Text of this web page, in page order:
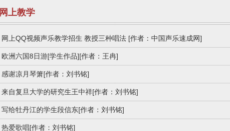
网上教学
网上QQ视频声乐教学招生 教授三种唱法 [作者：中国声乐速成网]
欧洲六国8日游[学生作品][作者：王冉]
感谢凉月琴箫[作者：刘书铭]
来自复旦大学的研究生王中祥[作者：刘书铭]
写给牡丹江的学生段信东[作者：刘书铭]
热爱歌唱[作者：刘书铭]